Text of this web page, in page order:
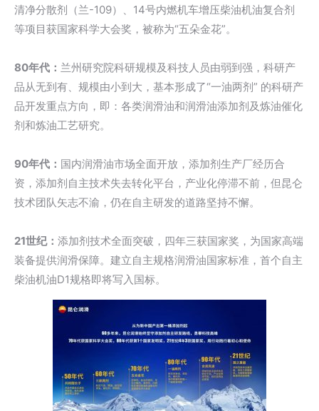
清净分散剂（兰-109）、14号内燃机车增压柴油机油复合剂
等项目获国家科学大会奖，被称为“五朵金花”。
80年代： 兰州研究院科研规模及科技人员由弱到强，科研产
品从无到有、规模由小到大，基本形成了“一油两剂” 的科研产
品开发重点方向，即：各类润滑油和润滑油添加剂及炼油催化
剂和炼油工艺研究。
90年代： 国内润滑油市场全面开放，添加剂生产厂经历合
资，添加剂自主技术失去转化平台，产业化停滞不前，但昆仑
技术团队矢志不渝，仍在自主研发的道路坚持不懈。
21世纪： 添加剂技术全面突破，四年三获国家奖，为国家高端
装备提供润滑保障。建立自主规格润滑油国家标准，首个自主
柴油机油D1规格即将写入国标。